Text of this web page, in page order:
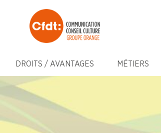
DROITS / AVANTAGES MÉTIERS